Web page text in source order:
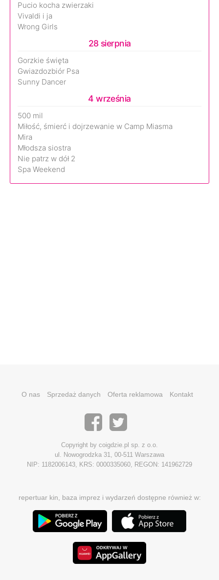
Pucio kocha zwierzaki
Vivaldi i ja
Wrong Girls
28 sierpnia
Gorzkie święta
Gwiazdozbiór Psa
Sunny Dancer
4 września
500 mil
Miłość, śmierć i dojrzewanie w Camp Miasma
Mira
Młodsza siostra
Nie patrz w dół 2
Spa Weekend
O nas Sprzedaż danych Oferta reklamowa Kontakt
Copyright by coigdzie.pl sp. z o.o.
ul. Nowogrodzka 31, 00-511 Warszawa
NIP: 1182006143, KRS: 0000335060, REGON: 141962729
repertuar kin, baza imprez i wydarzeń dostępne również w: